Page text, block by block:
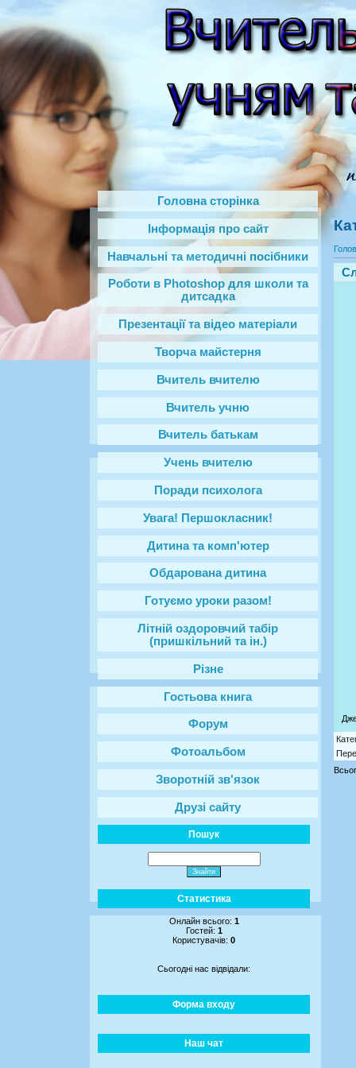
Головна сторінка
Інформація про сайт
Навчальні та методичні посібники
Роботи в Photoshop‎ для школи та
дитсадка
Презентації та відео матеріали
Творча майстерня
Вчитель вчителю
Вчитель учню
Вчитель батькам
Учень вчителю
Поради психолога
Увага! Першокласник!
Дитина та комп'ютер
Обдарована дитина
Готуємо уроки разом!
Літній оздоровчий табір
(пришкільний та ін.)
Різне
Гостьова книга
Форум
Фотоальбом
Зворотній зв'язок
Друзі сайту
Пошук
Статистика
Онлайн всього: 1
Гостей: 1
Користувачів: 0
Сьогодні нас відвідали:
Форма входу
Наш чат